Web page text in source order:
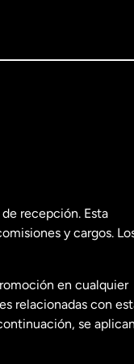
recepción. Esta
y cargos.
en cualquier
relacionadas con
se aplican